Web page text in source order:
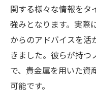
関する様々な情報をタ
強みとなります。実際
からのアドバイスを活
きました。彼らが持つ
で、貴金属を用いた資
可能です。